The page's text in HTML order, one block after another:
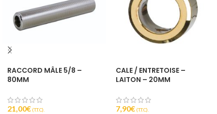
RACCORD MÂLE 5/8 –
80MM
21,00€ (T.T.C).
CALE / ENTRETOISE –
LAITON – 20MM
7,90€ (T.T.C).